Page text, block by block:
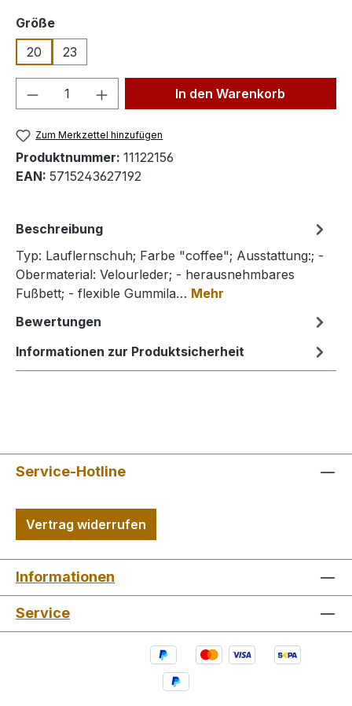
Größeauswählen
20
23
Produkt Anzahl: Gib denIn den Warenkorb
Zum Merkzettel hinzufügen
Produktnummer: 11122156
EAN: 5715243627192
Beschreibung
Typ: Lauflernschuh; Farbe "coffee"; Ausstattung:; -
Obermaterial: Velourleder; - herausnehmbares
Fußbett; - flexible Gummila… Mehr
Bewertungen
Informationen zur Produktsicherheit
Service-Hotline
Vertrag widerrufen
Informationen
Service